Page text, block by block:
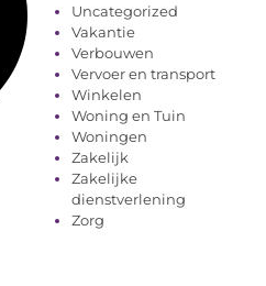
Uncategorized
Vakantie
Verbouwen
Vervoer en transport
Winkelen
Woning en Tuin
Woningen
Zakelijk
Zakelijke
dienstverlening
Zorg